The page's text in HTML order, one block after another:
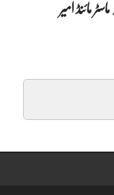
مائنڈ امیر